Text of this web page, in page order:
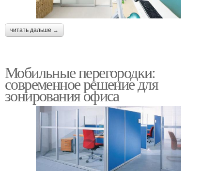
читать дальше →
Мобильные перегородки:
современное решение для
зонирования офиса